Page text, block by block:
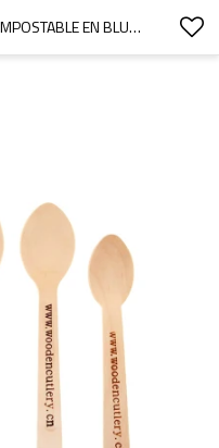
CUILLÈRE EN BOIS JETABLE COMPOSTABLE EN BLUK | ENSEMBLES DE COUVERTS EN BOIS EN GROS